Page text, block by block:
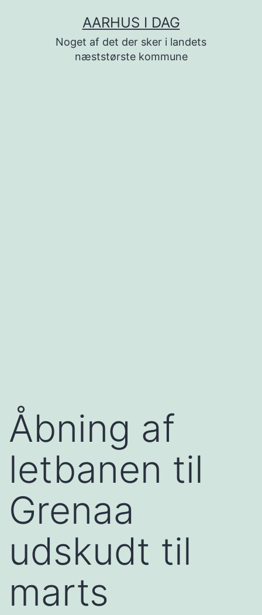
AARHUS I DAG
Noget af det der sker i landets
næststørste kommune
Åbning af
letbanen til
Grenaa
udskudt til
marts